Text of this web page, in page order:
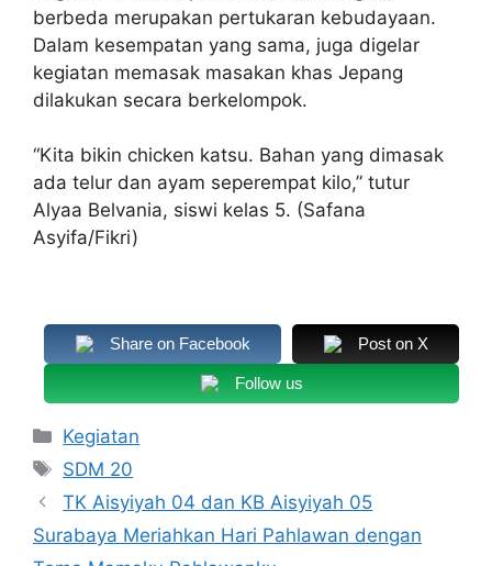
berbeda merupakan pertukaran kebudayaan.
Dalam kesempatan yang sama, juga digelar
kegiatan memasak masakan khas Jepang
dilakukan secara berkelompok.
“Kita bikin chicken katsu. Bahan yang dimasak
ada telur dan ayam seperempat kilo,” tutur
Alyaa Belvania, siswi kelas 5. (Safana
Asyifa/Fikri)
Share on Facebook Post on X
Follow us
Kategori
Kegiatan
Tag
SDM 20
TK Aisyiyah 04 dan KB Aisyiyah 05
Surabaya Meriahkan Hari Pahlawan dengan